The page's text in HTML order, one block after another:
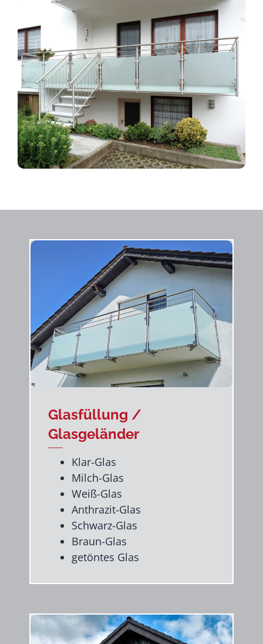
Glasfüllung /
Glasgeländer
Klar-Glas
Milch-Glas
Weiß-Glas
Anthrazit-Glas
Schwarz-Glas
Braun-Glas
getöntes Glas